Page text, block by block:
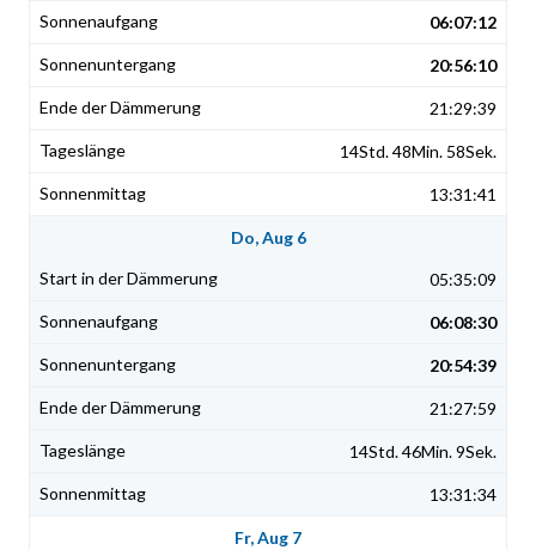
06:07:12
20:56:10
21:29:39
14Std. 48Min. 58Sek.
13:31:41
Do, Aug 6
05:35:09
06:08:30
20:54:39
21:27:59
14Std. 46Min. 9Sek.
13:31:34
Fr, Aug 7